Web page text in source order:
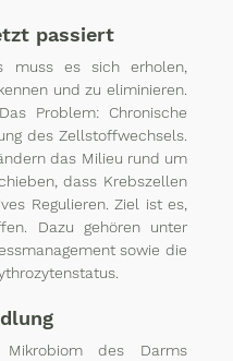
passiert
muss es sich erholen,
und zu eliminieren.
Problem: Chronische
des Zellstoffwechsels.
das Milieu rund um
dass Krebszellen
Regulieren. Ziel ist es,
Dazu gehören unter
sowie die
Mikrobiom des Darms